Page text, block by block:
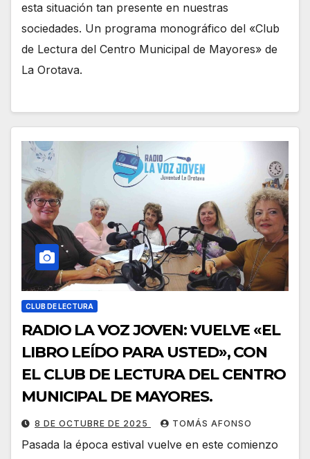
esta situación tan presente en nuestras
sociedades. Un programa monográfico del «Club
de Lectura del Centro Municipal de Mayores» de
La Orotava.
CLUB DE LECTURA
RADIO LA VOZ JOVEN: VUELVE «EL
LIBRO LEÍDO PARA USTED», CON
EL CLUB DE LECTURA DEL CENTRO
MUNICIPAL DE MAYORES.
8 DE OCTUBRE DE 2025 TOMÁS AFONSO
Pasada la época estival vuelve en este comienzo